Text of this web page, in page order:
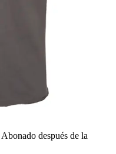
Abonado después de la